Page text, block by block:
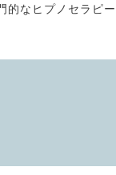
的なヒプノセラピ